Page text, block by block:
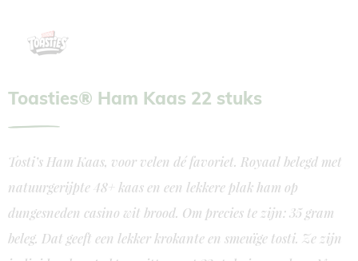
Toasties® Ham Kaas 22 stuks
Tosti’s Ham Kaas, voor velen dé favoriet. Royaal belegd met
natuurgerijpte 48+ kaas en een lekkere plak ham op
dungesneden casino wit brood. Om precies te zijn: 35 gram
beleg. Dat geeft een lekker krokante en smeuïge tosti. Ze zijn